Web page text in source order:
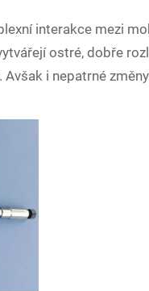
interakce mezi
ostré, dobře
i nepatrné